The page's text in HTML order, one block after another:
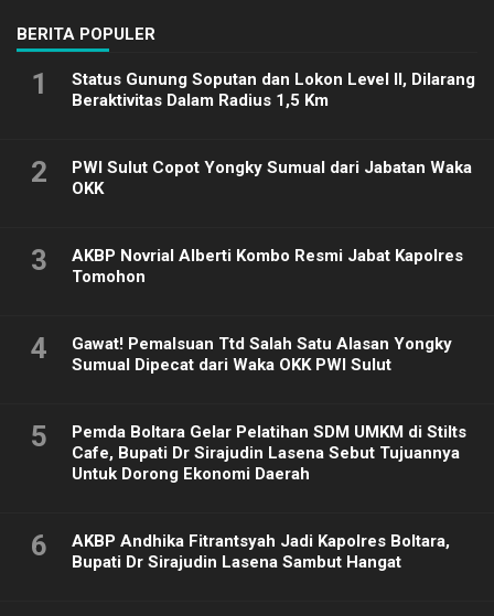
BERITA POPULER
1
Status Gunung Soputan dan Lokon Level II, Dilarang
Beraktivitas Dalam Radius 1,5 Km
2
PWI Sulut Copot Yongky Sumual dari Jabatan Waka
OKK
3
AKBP Novrial Alberti Kombo Resmi Jabat Kapolres
Tomohon
4
Gawat! Pemalsuan Ttd Salah Satu Alasan Yongky
Sumual Dipecat dari Waka OKK PWI Sulut
5
Pemda Boltara Gelar Pelatihan SDM UMKM di Stilts
Cafe, Bupati Dr Sirajudin Lasena Sebut Tujuannya
Untuk Dorong Ekonomi Daerah
6
AKBP Andhika Fitrantsyah Jadi Kapolres Boltara,
Bupati Dr Sirajudin Lasena Sambut Hangat